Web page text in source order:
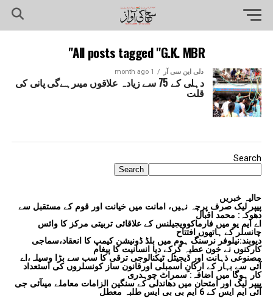
All posts tagged "G.K. MBR"
دلی این سی آر 1 month ago
دہلی کے 75 سے زیادہ علاقوں میںرہےگی پانی کی
قلت
Search
Search
حالیہ خبریں
پیپر لیک صرف پرچہ نہیں، امانت میں خیانت اور قوم کے مستقبل سے
دھوکہ: محمد اقبال
اے ایم یو میں فارماکوویجیلنس کے علاقائی تربیتی مرکز کا وائس
چانسلر کے ہاتھوں افتتاح
دیوبند:نیلوفر نرسنگ ہوم میں بلڈ ڈونیشن کیمپ کا انعقاد،سماجی
کارکنوں نے خون عطیہ کرکے دیا انسانیت کا پیغام
مصنوعی ذہانت اور ڈیجیٹل ٹیکنالوجی ترقی کا سب سے بڑا وسیلہ،اے
آئی سے بہار کے ارکانِ اسمبلی اورقانون ساز کونسلروں کی استعداد
کار ہوگا میں اضافہ: سمراٹ چوہدری
پیپر لیک اور امتحان میں دھاندلی کے سنگین الزامات معاملے میںآئی جی
آئی ایم ایس کے 6 ایم بی بی ایس طلبہ معطل